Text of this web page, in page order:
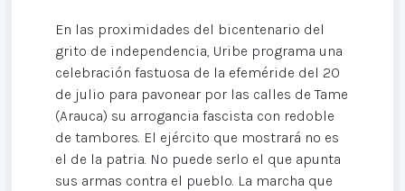
En las proximidades del bicentenario del
grito de independencia, Uribe programa una
celebración fastuosa de la efeméride del 20
de julio para pavonear por las calles de Tame
(Arauca) su arrogancia fascista con redoble
de tambores. El ejército que mostrará no es
el de la patria. No puede serlo el que apunta
sus armas contra el pueblo. La marcha que